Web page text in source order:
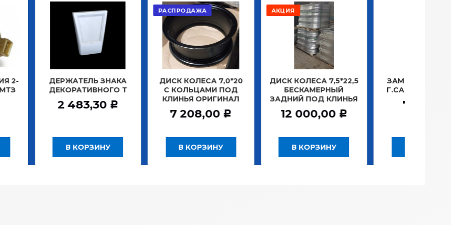
ЗНАКА
Т
РАСПРОДАЖА
ДИСК КОЛЕСА 7,0*20
С КОЛЬЦАМИ ПОД
КЛИНЬЯ ОРИГИНАЛ
В КОРЗИНУ
АКЦИЯ
ДИСК КОЛЕСА 7,5*22,5
БЕСКАМЕРНЫЙ
ЗАДНИЙ ПОД КЛИНЬЯ
12 000,00
В КОРЗИНУ
ЗАМОК ЗАЖИГАНИЯ
Г.САНКТ-ПЕТЕРБУРГ
781,20
В КОРЗИНУ